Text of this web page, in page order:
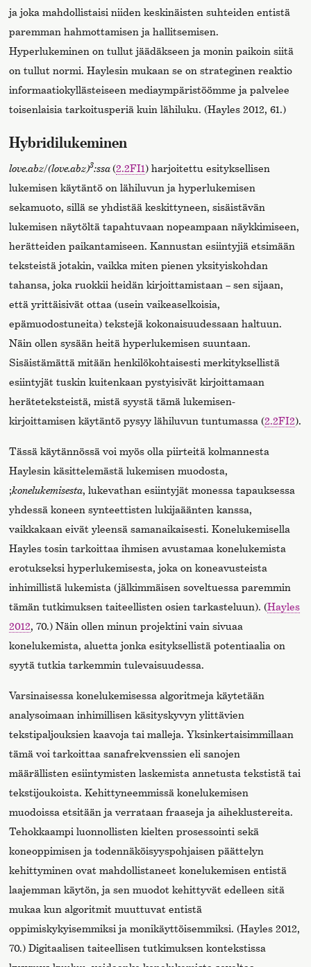
ja joka mahdollistaisi niiden keskinäisten suhteiden entistä
paremman hahmottamisen ja hallitsemisen.
Hyperlukeminen on tullut jäädäkseen ja monin paikoin siitä
on tullut normi. Haylesin mukaan se on strateginen reaktio
informaatiokyllästeiseen mediaympäristöömme ja palvelee
toisenlaisia tarkoitusperiä kuin lähiluku. (Hayles 2012, 61.)
Hybridilukeminen
love.abz/(love.abz)3:ssa(2.2FI1) harjoitettu esityksellisen
lukemisen käytäntö on lähiluvun ja hyperlukemisen
sekamuoto, sillä se yhdistää keskittyneen, sisäistävän
lukemisen näytöltä tapahtuvaan nopeampaan näykkimiseen,
herätteiden paikantamiseen. Kannustan esiintyjiä etsimään
teksteistä jotakin, vaikka miten pienen yksityiskohdan
tahansa, joka ruokkii heidän kirjoittamistaan – sen sijaan,
että yrittäisivät ottaa (usein vaikeaselkoisia,
epämuodostuneita) tekstejä kokonaisuudessaan haltuun.
Näin ollen sysään heitä hyperlukemisen suuntaan.
Sisäistämättä mitään henkilökohtaisesti merkityksellistä
esiintyjät tuskin kuitenkaan pystyisivät kirjoittamaan
heräteteksteistä, mistä syystä tämä lukemisen-
kirjoittamisen käytäntö pysyy lähiluvun tuntumassa (2.2FI2).
Tässä käytännössä voi myös olla piirteitä kolmannesta
Haylesin käsittelemästä lukemisen muodosta,
;konelukemisesta, lukevathan esiintyjät monessa tapauksessa
yhdessä koneen synteettisten lukijaäänten kanssa,
vaikkakaan eivät yleensä samanaikaisesti. Konelukemisella
Hayles tosin tarkoittaa ihmisen avustamaa konelukemista
erotukseksi hyperlukemisesta, joka on koneavusteista
inhimillistä lukemista (jälkimmäisen soveltuessa paremmin
tämän tutkimuksen taiteellisten osien tarkasteluun). (Hayles
2012, 70.) Näin ollen minun projektini vain sivuaa
konelukemista, aluetta jonka esityksellistä potentiaalia on
syytä tutkia tarkemmin tulevaisuudessa.
Varsinaisessa konelukemisessa algoritmeja käytetään
analysoimaan inhimillisen käsityskyvyn ylittävien
tekstipaljouksien kaavoja tai malleja. Yksinkertaisimmillaan
tämä voi tarkoittaa sanafrekvenssien eli sanojen
määrällisten esiintymisten laskemista annetusta tekstistä tai
tekstijoukoista. Kehittyneemmissä konelukemisen
muodoissa etsitään ja verrataan fraaseja ja aiheklustereita.
Tehokkaampi luonnollisten kielten prosessointi sekä
koneoppimisen ja todennäköisyyspohjaisen päättelyn
kehittyminen ovat mahdollistaneet konelukemisen entistä
laajemman käytön, ja sen muodot kehittyvät edelleen sitä
mukaa kun algoritmit muuttuvat entistä
oppimiskykyisemmiksi ja monikäyttöisemmiksi. (Hayles 2012,
70.) Digitaalisen taiteellisen tutkimuksen kontekstissa